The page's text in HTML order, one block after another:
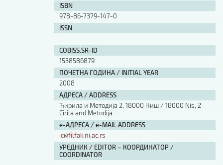
Упутство ауторима
Упутство уредницима
Изјава о ауторству
Изјава о лектури
Изјава о коришћењу ауторског дела
Упутство за бирање лиценце
Уговор са аутором
Шаблон прве стране и импресума [B5, ћир]
Шаблон прве стране и импресума [B5, лат]
Шаблон прве стране и импресума [B5, енг]
Етички кодекс
ПРЕТРАГА ИЗДАЊА
ISBN
978-86-7379-147-0
ISSN
-
COBISS.SR-ID
1538586879
ПОЧЕТНА ГОДИНА / INITIAL YEAR
2008
АДРЕСА / ADDRESS
Ћирила и Методија 2, 18000 Ниш / 18000 Nis, 2
Cirila and Metodija
е-АДРЕСА / e-MAIL ADDRESS
ic@filfak.ni.ac.rs
УРЕДНИК / EDITOR – КООРДИНАТОР /
COORDINATOR